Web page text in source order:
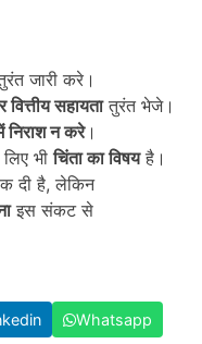
जारी करे।
सहायतातुरंत भेजे।
न करे।
भीचिंता का विषयहै।
दी है, लेकिन
इस संकट से
Whatsapp